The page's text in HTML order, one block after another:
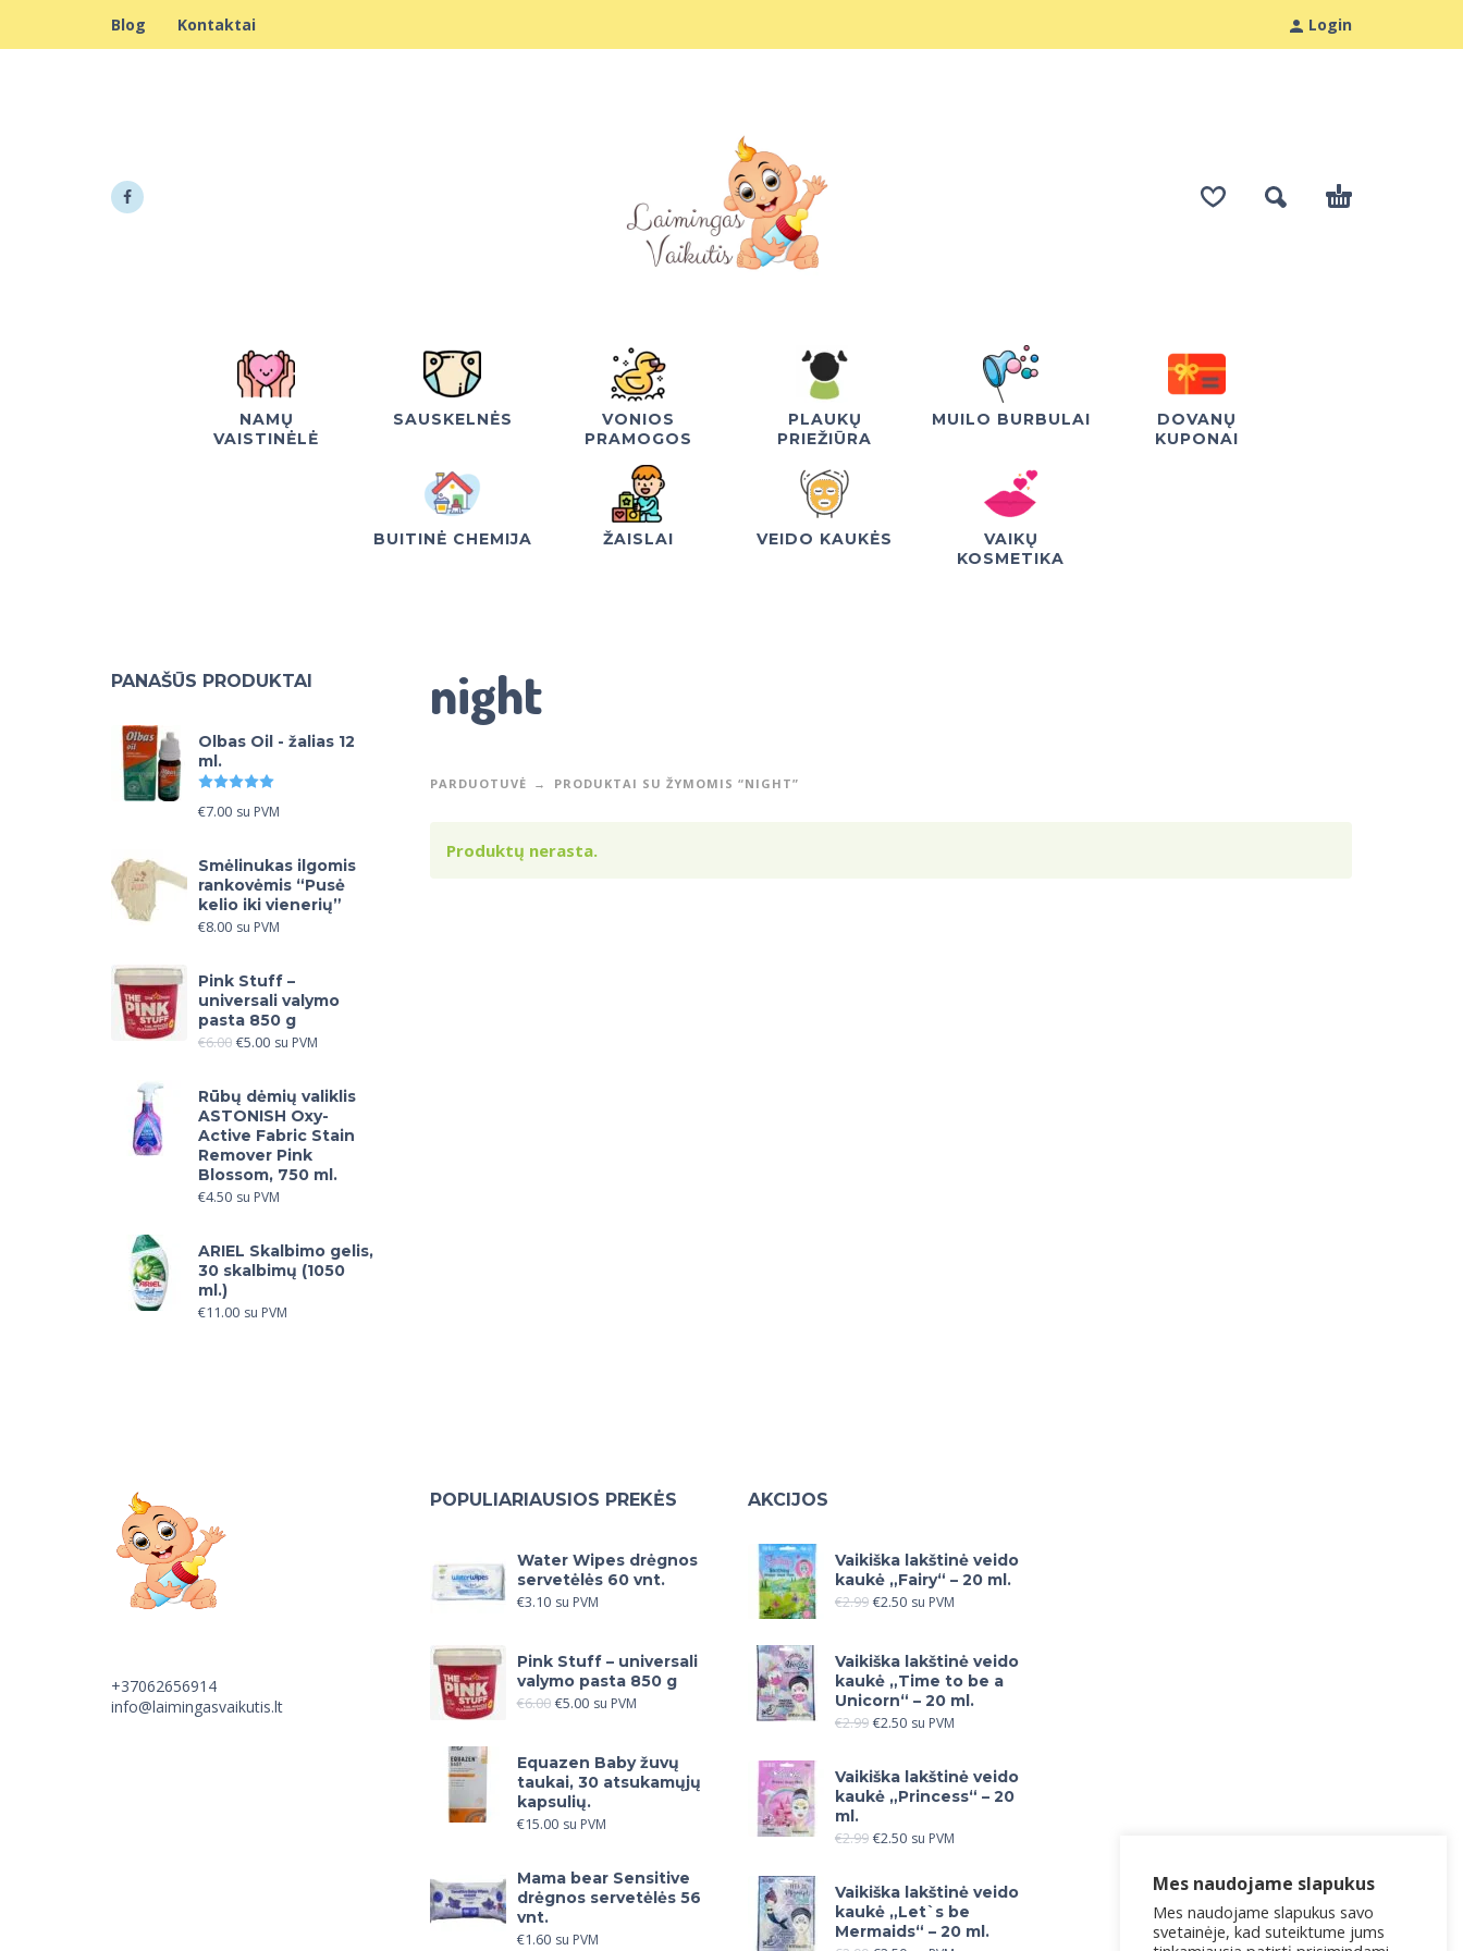
Blog Kontaktai Login
NAMŲ
VAISTINĖLĖ
SAUSKELNĖS
VONIOS
PRAMOGOS
PLAUKŲ
PRIEŽIŪRA
MUILO BURBULAI
DOVANŲ
KUPONAI
BUITINĖ CHEMIJA ŽAISLAI VEIDO KAUKĖS
VAIKŲ
KOSMETIKA
PANAŠŪS PRODUKTAI
Olbas Oil - žalias 12
ml.
€7.00 su PVM
Smėlinukas ilgomis
rankovėmis “Pusė
kelio iki vienerių”
€8.00 su PVM
Pink Stuff –
universali valymo
pasta 850 g
€6.00 €5.00 su PVM
Rūbų dėmių valiklis
ASTONISH Oxy-
Active Fabric Stain
Remover Pink
Blossom, 750 ml.
€4.50 su PVM
ARIEL Skalbimo gelis,
30 skalbimų (1050
ml.)
€11.00 su PVM
night
PARDUOTUVĖ PRODUKTAI SU ŽYMOMIS “NIGHT”
Produktų nerasta.
+37062656914
info@laimingasvaikutis.lt
POPULIARIAUSIOS PREKĖS
Water Wipes drėgnos
servetėlės 60 vnt.
€3.10 su PVM
Pink Stuff – universali
valymo pasta 850 g
€6.00 €5.00 su PVM
Equazen Baby žuvų
taukai, 30 atsukamųjų
kapsulių.
€15.00 su PVM
Mama bear Sensitive
drėgnos servetėlės 56
vnt.
€1.60 su PVM
AKCIJOS
Vaikiška lakštinė veido
kaukė „Fairy“ – 20 ml.
€2.99 €2.50 su PVM
Vaikiška lakštinė veido
kaukė „Time to be a
Unicorn“ – 20 ml.
€2.99 €2.50 su PVM
Vaikiška lakštinė veido
kaukė „Princess“ – 20
ml.
€2.99 €2.50 su PVM
Vaikiška lakštinė veido
kaukė „Let`s be
Mermaids“ – 20 ml.
Mes naudojame slapukus
Mes naudojame slapukus savo
svetainėje, kad suteiktume jums